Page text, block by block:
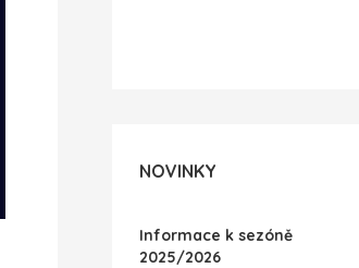
NOVINKY
Informace k sezóně
2025/2026